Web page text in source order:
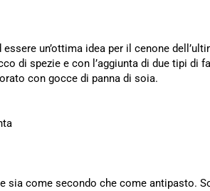
un’ottima idea per il cenone
di spezie e con l’aggiunta di due tipi di
con gocce di panna di soia.
sia come secondo che come antipasto.